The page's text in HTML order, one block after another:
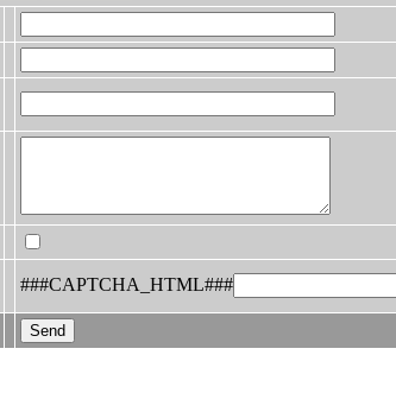
###CAPTCHA_HTML###